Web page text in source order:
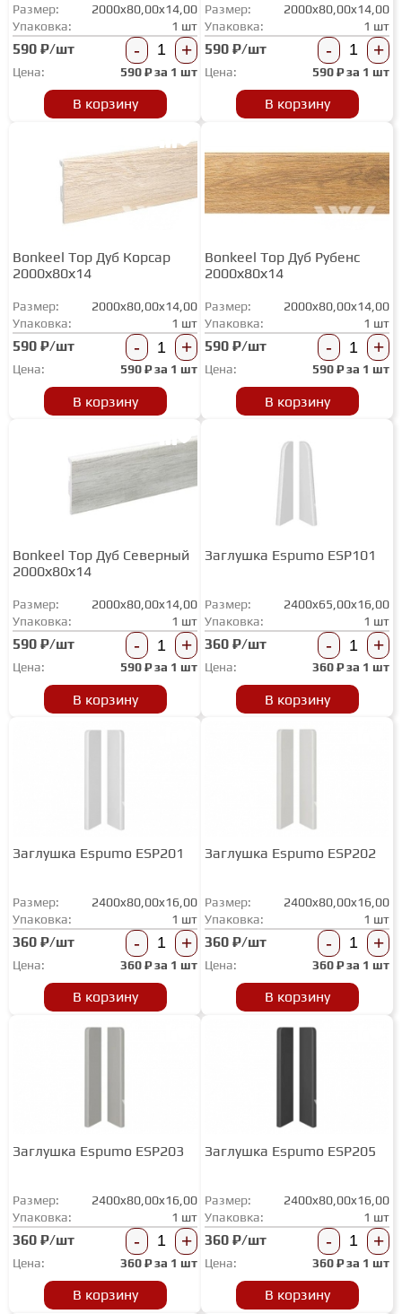
НАЛИВНОЙ ПОЛ
ГРУНТОВКИ
ТЕПЛЫЙ ПОЛ
ТЕРМОПАРКЕТ
ЭКОМАССИВ
МАССИВНАЯ ДОСКА
ИСКУССТВЕННАЯ ТРАВА
ИНЖЕНЕРНЫЙ МОДУЛЬ
СТУПЕНИ
ФАНЕРА
МИНЕРАЛЬНО-КАМЕННЫЙ
ЛАМИНАТ MSPC
ЛАМИНАТ SWF
Размер:
2000x80,00x14,00
Упаковка:
1 шт
590 ₽/шт - +
Цена: 590₽ за 1 шт
В корзину
Размер:
2000x80,00x14,00
Упаковка:
1 шт
590 ₽/шт - +
Цена: 590₽ за 1 шт
В корзину
Bonkeel Top Дуб Корсар
2000х80х14
Размер:
2000x80,00x14,00
Упаковка:
1 шт
590 ₽/шт - +
Цена: 590₽ за 1 шт
В корзину
Bonkeel Top Дуб Рубенс
2000х80х14
Размер:
2000x80,00x14,00
Упаковка:
1 шт
590 ₽/шт - +
Цена: 590₽ за 1 шт
В корзину
Bonkeel Top Дуб Северный
2000х80х14
Размер:
2000x80,00x14,00
Упаковка:
1 шт
590 ₽/шт - +
Цена: 590₽ за 1 шт
В корзину
Заглушка Espumo ESP101
Размер:
2400x65,00x16,00
Упаковка:
1 шт
360 ₽/шт - +
Цена: 360₽ за 1 шт
В корзину
Заглушка Espumo ESP201
Размер:
2400x80,00x16,00
Упаковка:
1 шт
360 ₽/шт - +
Цена: 360₽ за 1 шт
В корзину
Заглушка Espumo ESP202
Размер:
2400x80,00x16,00
Упаковка:
1 шт
360 ₽/шт - +
Цена: 360₽ за 1 шт
В корзину
Заглушка Espumo ESP203
Размер:
2400x80,00x16,00
Упаковка:
1 шт
360 ₽/шт - +
Цена: 360₽ за 1 шт
В корзину
Заглушка Espumo ESP205
Размер:
2400x80,00x16,00
Упаковка:
1 шт
360 ₽/шт - +
Цена: 360₽ за 1 шт
В корзину